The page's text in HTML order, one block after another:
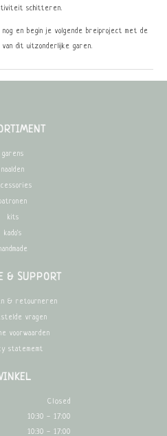
schitteren.
nog en begin je volgende breiproject met de
van dit uitzonderlijke garen.
garens
naalden
kits
kado's
& SUPPORT
& retourneren
vragen
voorwaarden
statememt
Closed
10:30 - 17:00
10:30 - 17:00